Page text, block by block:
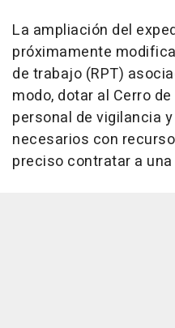
La ampliación del
próximamente
de trabajo (RPT)
modo, dotar al Cerro
personal de vigilancia
necesarios con
preciso contratar a